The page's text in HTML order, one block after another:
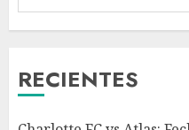
RECIENTES
3